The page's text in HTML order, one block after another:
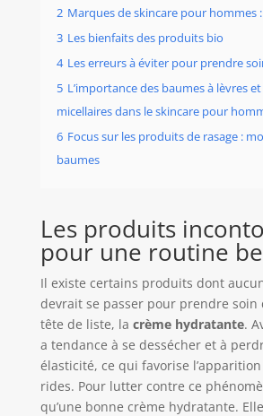
2 Marques de skincare pour hommes
3 Les bienfaits des produits bio
4 Les erreurs à éviter pour prendre
5 L’importance des baumes à lèvres
micellaires dans le skincare pour
6 Focus sur les produits de rasage :
baumes
Les produits
pour une routine
Il existe certains produits dont
devrait se passer pour prendre soin
tête de liste, la crème hydratante.
a tendance à se dessécher et à
élasticité, ce qui favorise
rides. Pour lutter contre ce
qu’une bonne crème hydratante.